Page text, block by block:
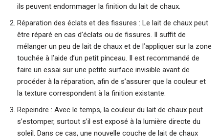
ils peuvent endommager la finition du lait de chaux.
Réparation des éclats et des fissures : Le lait de chaux peut
être réparé en cas d’éclats ou de fissures. Il suffit de
mélanger un peu de lait de chaux et de l’appliquer sur la zone
touchée à l’aide d’un petit pinceau. Il est recommandé de
faire un essai sur une petite surface invisible avant de
procéder à la réparation, afin de s’assurer que la couleur et
la texture correspondent à la finition existante.
Repeindre : Avec le temps, la couleur du lait de chaux peut
s’estomper, surtout s’il est exposé à la lumière directe du
soleil. Dans ce cas, une nouvelle couche de lait de chaux